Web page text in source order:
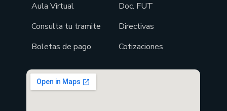
Aula Virtual
Consulta tu tramite
Boletas de pago
Doc. FUT
Directivas
Cotizaciones